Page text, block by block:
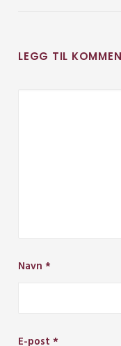
LEGG TIL
Navn *
E-post *